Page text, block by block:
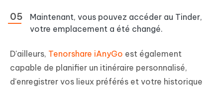
Maintenant, vous pouvez accéder au Tinder,
votre emplacement a été changé.
D'ailleurs, Tenorshare iAnyGo est également
capable de planifier un itinéraire personnalisé,
d'enregistrer vos lieux préférés et votre historique